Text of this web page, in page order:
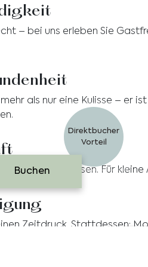
Direktbucher
Vorteil
Buchen
– bei uns erleben Sie
als nur eine Kulisse – er
Für gutes Essen. Für
Zeitdruck. Stattdessen: